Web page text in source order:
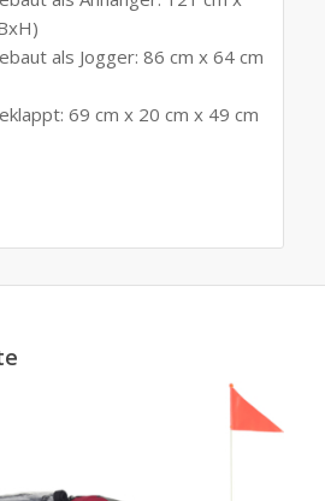
als Jogger: 86 cm x 64 cm
69 cm x 20 cm x 49 cm